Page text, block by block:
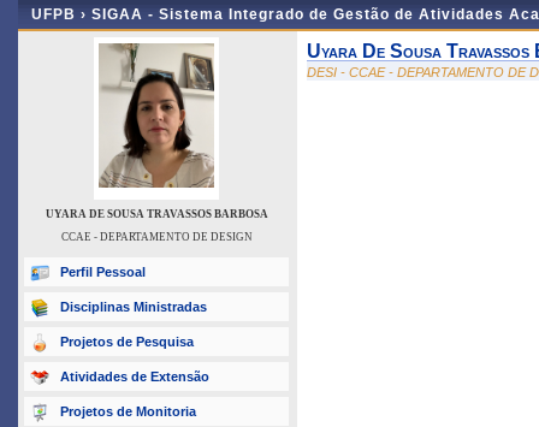
UFPB › SIGAA - Sistema Integrado de Gestão de Atividades
UYARA DE SOUSA TRAVASSOS BARBOSA
CCAE - DEPARTAMENTO DE DESIGN
Perfil Pessoal
Disciplinas Ministradas
Projetos de Pesquisa
Atividades de Extensão
Projetos de Monitoria
Uyara De Sousa Travassos
DESI - CCAE - DEPARTAMENTO DE